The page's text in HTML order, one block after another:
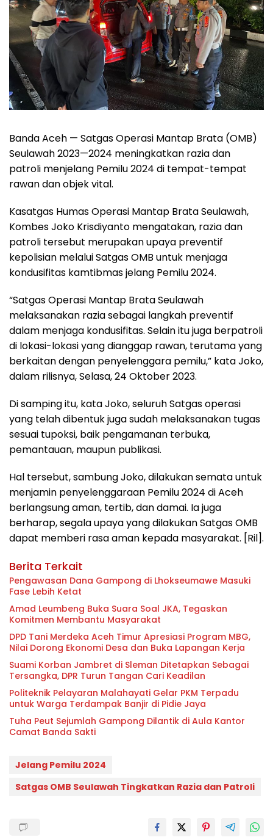
Banda Aceh — Satgas Operasi Mantap Brata (OMB)
Seulawah 2023—2024 meningkatkan razia dan
patroli menjelang Pemilu 2024 di tempat-tempat
rawan dan objek vital.
Kasatgas Humas Operasi Mantap Brata Seulawah,
Kombes Joko Krisdiyanto mengatakan, razia dan
patroli tersebut merupakan upaya preventif
kepolisian melalui Satgas OMB untuk menjaga
kondusifitas kamtibmas jelang Pemilu 2024.
“Satgas Operasi Mantap Brata Seulawah
melaksanakan razia sebagai langkah preventif
dalam menjaga kondusifitas. Selain itu juga berpatroli
di lokasi-lokasi yang dianggap rawan, terutama yang
berkaitan dengan penyelenggara pemilu,” kata Joko,
dalam rilisnya, Selasa, 24 Oktober 2023.
Di samping itu, kata Joko, seluruh Satgas operasi
yang telah dibentuk juga sudah melaksanakan tugas
sesuai tupoksi, baik pengamanan terbuka,
pemantauan, maupun publikasi.
Hal tersebut, sambung Joko, dilakukan semata untuk
menjamin penyelenggaraan Pemilu 2024 di Aceh
berlangsung aman, tertib, dan damai. Ia juga
berharap, segala upaya yang dilakukan Satgas OMB
dapat memberi rasa aman kepada masyarakat. [Ril].
Berita Terkait
Pengawasan Dana Gampong di Lhokseumawe Masuki
Fase Lebih Ketat
Amad Leumbeng Buka Suara Soal JKA, Tegaskan
Komitmen Membantu Masyarakat
DPD Tani Merdeka Aceh Timur Apresiasi Program MBG,
Nilai Dorong Ekonomi Desa dan Buka Lapangan Kerja
Suami Korban Jambret di Sleman Ditetapkan Sebagai
Tersangka, DPR Turun Tangan Cari Keadilan
Politeknik Pelayaran Malahayati Gelar PKM Terpadu
untuk Warga Terdampak Banjir di Pidie Jaya
Tuha Peut Sejumlah Gampong Dilantik di Aula Kantor
Camat Banda Sakti
Jelang Pemilu 2024
Satgas OMB Seulawah Tingkatkan Razia dan Patroli